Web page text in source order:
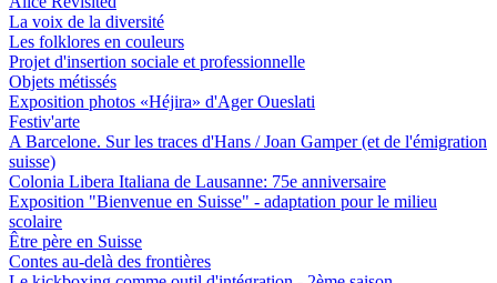
La voix de la diversité
Les folklores en couleurs
Projet d'insertion sociale et professionnelle
Objets métissés
Exposition photos «Héjira» d'Ager Oueslati
Festiv'arte
A Barcelone. Sur les traces d'Hans / Joan Gamper (et de l'émigration
suisse)
Colonia Libera Italiana de Lausanne: 75e anniversaire
Exposition "Bienvenue en Suisse" - adaptation pour le milieu
scolaire
Être père en Suisse
Contes au-delà des frontières